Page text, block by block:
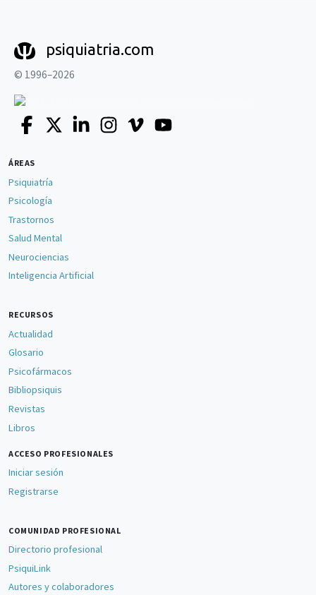
psiquiatria.com
© 1996–2026
ÁREAS
Psiquiatría
Psicología
Trastornos
Salud Mental
Neurociencias
Inteligencia Artificial
RECURSOS
Actualidad
Glosario
Psicofármacos
Bibliopsiquis
Revistas
Libros
ACCESO PROFESIONALES
Iniciar sesión
Registrarse
COMUNIDAD PROFESIONAL
Directorio profesional
PsiquiLink
Autores y colaboradores